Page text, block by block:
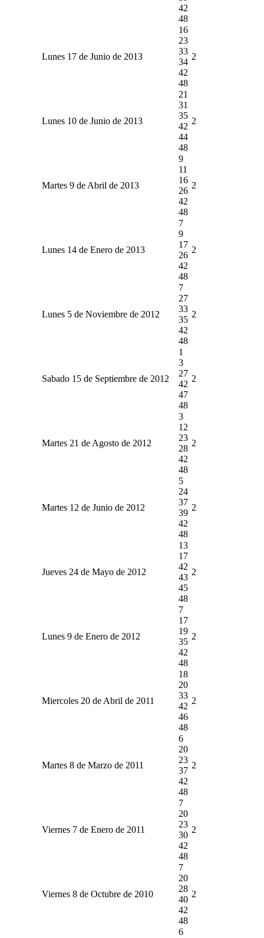
42
48
Lunes 17 de Junio de 2013
16
23
33
34
42
48
2
Lunes 10 de Junio de 2013
21
31
35
42
44
48
2
Martes 9 de Abril de 2013
9
11
16
26
42
48
2
Lunes 14 de Enero de 2013
7
9
17
26
42
48
2
Lunes 5 de Noviembre de 2012
7
27
33
35
42
48
2
Sabado 15 de Septiembre de 2012
1
3
27
42
47
48
2
Martes 21 de Agosto de 2012
3
12
23
28
42
48
2
Martes 12 de Junio de 2012
5
24
37
39
42
48
2
Jueves 24 de Mayo de 2012
13
17
42
43
45
48
2
Lunes 9 de Enero de 2012
7
17
19
35
42
48
2
Miercoles 20 de Abril de 2011
18
20
33
42
46
48
2
Martes 8 de Marzo de 2011
6
20
23
37
42
48
2
Viernes 7 de Enero de 2011
7
20
23
30
42
48
2
Viernes 8 de Octubre de 2010
7
20
28
40
42
48
2
6